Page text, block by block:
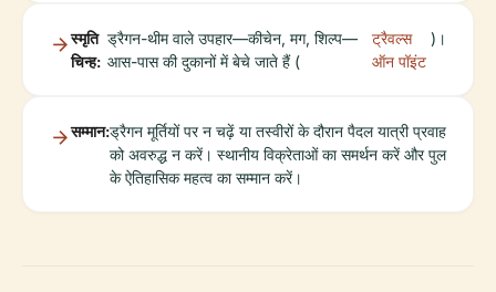
स्मृति
चिन्ह:
ड्रैगन-थीम वाले उपहार—कीचेन, मग, शिल्प—
आस-पास की दुकानों में बेचे जाते हैं (
ट्रैवल्स
ऑन पॉइंट
)।
सम्मान:ड्रैगन मूर्तियों पर न चढ़ें या तस्वीरों के दौरान पैदल यात्री प्रवाह
को अवरुद्ध न करें। स्थानीय विक्रेताओं का समर्थन करें और पुल
के ऐतिहासिक महत्व का सम्मान करें।